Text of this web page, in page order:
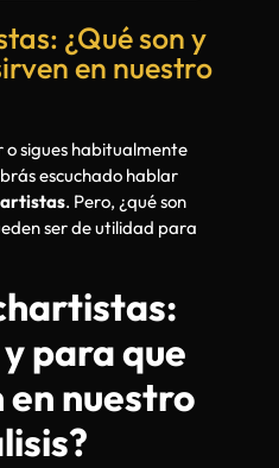
¿Qué son y
en nuestro
o sigues habitualmente
escuchado hablar
. Pero, ¿qué son
ser de utilidad para
para que
en nuestro